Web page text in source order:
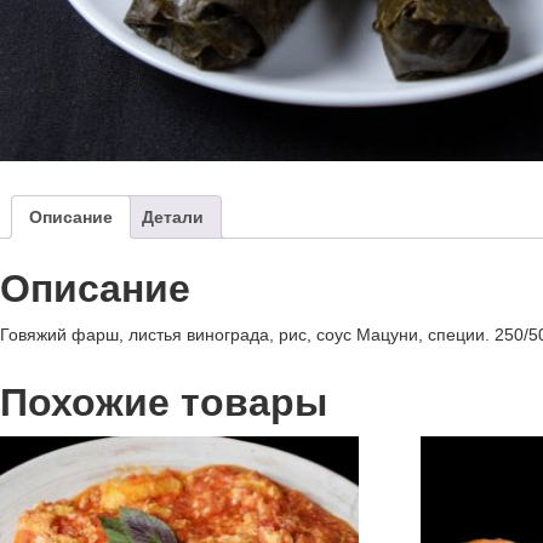
Описание Детали
Описание
Говяжий фарш, листья винограда, рис, соус Мацуни, специи. 250/
Похожие товары